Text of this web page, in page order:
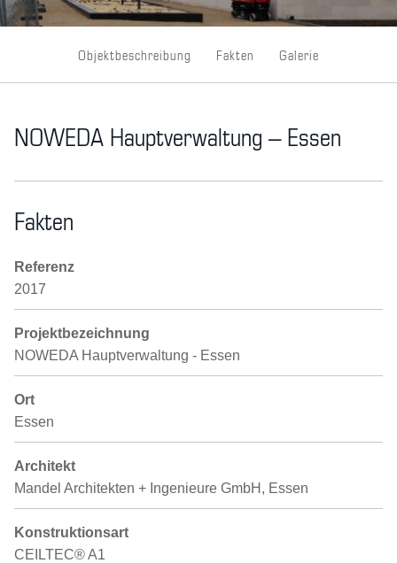
Objektbeschreibung Fakten Galerie
NOWEDA Hauptverwaltung – Essen
Fakten
Referenz
2017
Projektbezeichnung
NOWEDA Hauptverwaltung - Essen
Ort
Essen
Architekt
Mandel Architekten + Ingenieure GmbH, Essen
Konstruktionsart
CEILTEC® A1